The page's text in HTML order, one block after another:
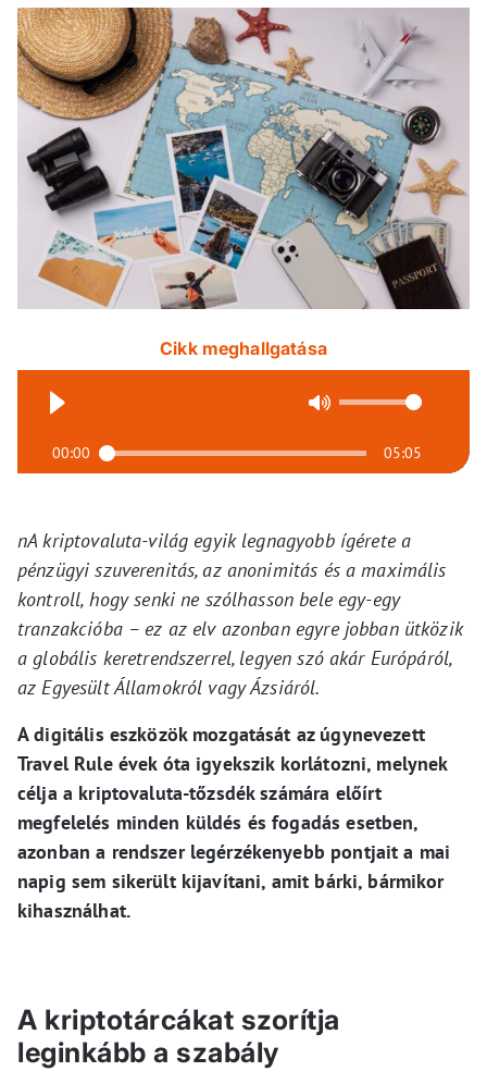
Cikk meghallgatása
00:00 05:05
nA kriptovaluta-világ egyik legnagyobb ígérete a
pénzügyi szuverenitás, az anonimitás és a maximális
kontroll, hogy senki ne szólhasson bele egy-egy
tranzakcióba – ez az elv azonban egyre jobban ütközik
a globális keretrendszerrel, legyen szó akár Európáról,
az Egyesült Államokról vagy Ázsiáról.
A digitális eszközök mozgatását az úgynevezett
Travel Rule évek óta igyekszik korlátozni, melynek
célja a kriptovaluta-tőzsdék számára előírt
megfelelés minden küldés és fogadás esetben,
azonban a rendszer legérzékenyebb pontjait a mai
napig sem sikerült kijavítani, amit bárki, bármikor
kihasználhat.
A kriptotárcákat szorítja
leginkább a szabály